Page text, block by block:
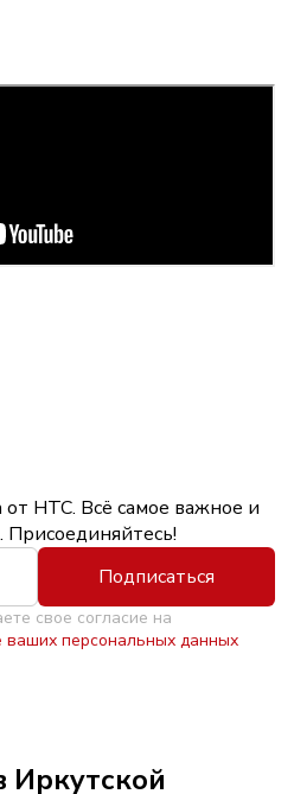
от НТС. Всё самое важное и
Подписаться
свое согласие на
ваших персональных данных
Иркутской